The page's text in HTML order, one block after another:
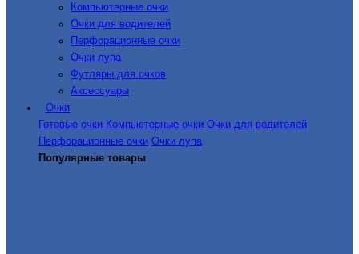
Компьютерные очки
Очки для водителей
Перфорационные очки
Очки лупа
Футляры для очков
Аксессуары
Очки
Готовые очки Компьютерные очки Очки для водителей
Перфорационные очки Очки лупа
Популярные товары